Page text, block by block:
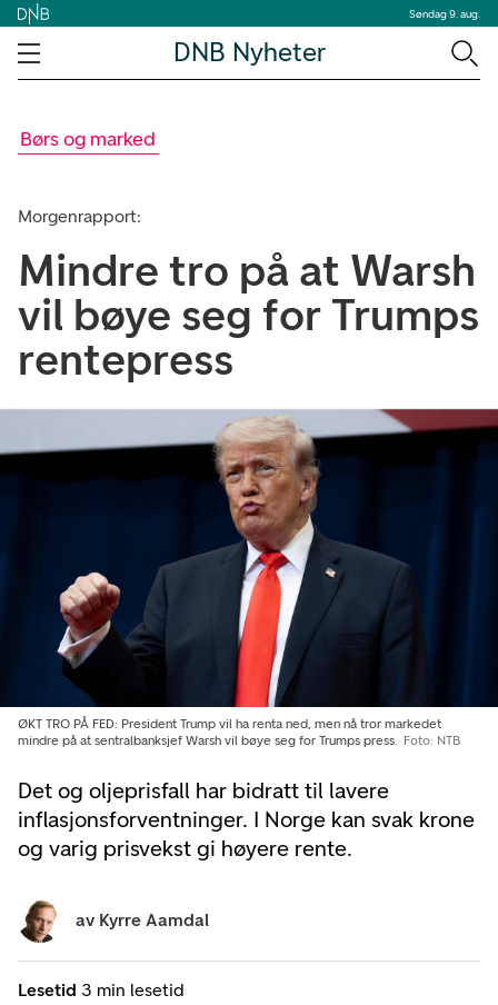
Søndag 9. aug.
DNB Nyheter
Børs og marked
Morgenrapport:
Mindre tro på at Warsh
vil bøye seg for Trumps
rentepress
Det og oljeprisfall har bidratt til lavere
inflasjonsforventninger. I Norge kan svak krone
og varig prisvekst gi høyere rente.
ØKT TRO PÅ FED: President Trump vil ha renta ned, men nå tror markedet
mindre på at sentralbanksjef Warsh vil bøye seg for Trumps press.
Foto: NTB
Lesetid 3 min lesetid
av Kyrre Aamdal